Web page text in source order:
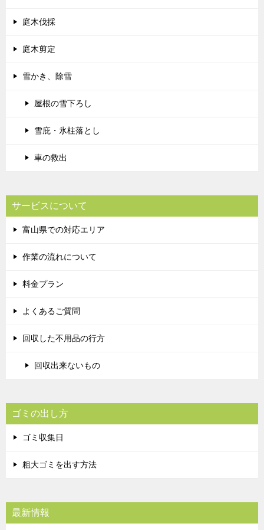
庭木伐採
庭木剪定
雪かき、除雪
屋根の雪下ろし
雪庇・氷柱落とし
車の救出
サービスについて
富山県での対応エリア
作業の流れについて
料金プラン
よくあるご質問
回収した不用品の行方
回収出来ないもの
ゴミの出し方
ゴミ収集日
粗大ゴミを出す方法
最新情報